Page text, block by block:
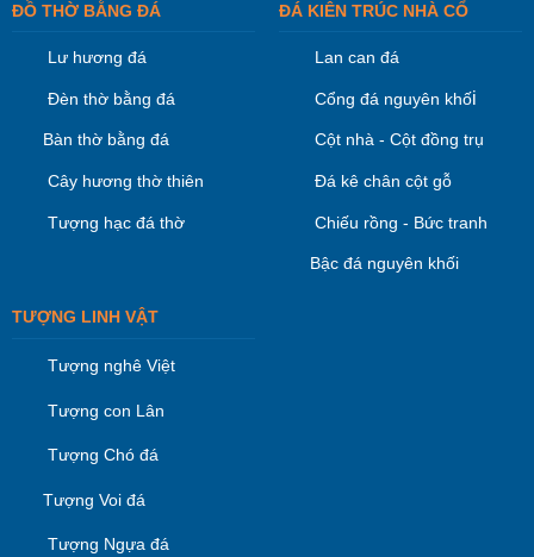
ĐỒ THỜ BẰNG ĐÁ
Lư hương đá
Đèn thờ bằng đá
Bàn thờ bằng đá
Cây hương thờ thiên
Tượng hạc đá thờ
ĐÁ KIÊN TRÚC NHÀ CỔ
Lan can đá
Cổng đá nguyên khối
Cột nhà - Cột đồng trụ
Đá kê chân cột gỗ
Chiếu rồng - Bức tranh
Bậc đá nguyên khối
TƯỢNG LINH VẬT
Tượng nghê Việt
Tượng con Lân
Tượng Chó đá
Tượng Voi đá
Tượng Ngựa đá